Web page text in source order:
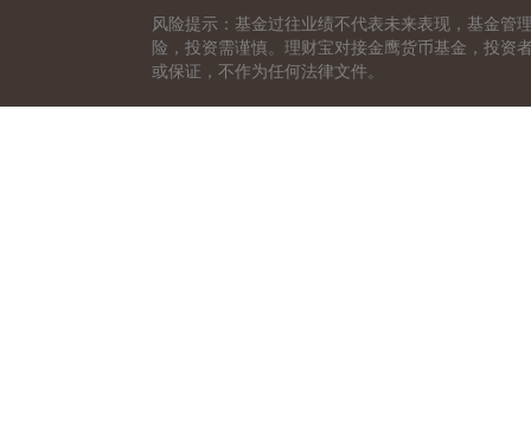
风险提示：基金过往业绩不代表未来表现，基金管
险，投资需谨慎。理财宝对接金鹰货币基金，投资
或保证，不作为任何法律文件。